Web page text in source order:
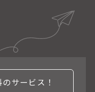
のサービス！